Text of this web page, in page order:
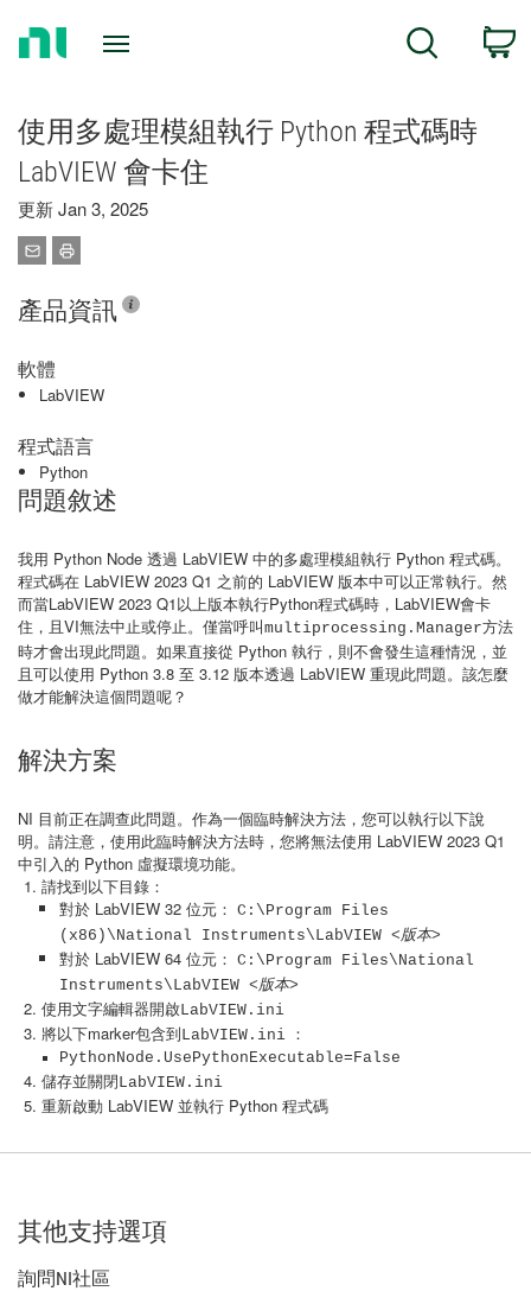
Search
使用多處理模組執行 Python 程式碼時
LabVIEW 會卡住
更新 Jan 3, 2025
產品資訊
軟體
LabVIEW
程式語言
Python
問題敘述
我用 Python Node 透過 LabVIEW 中的多處理模組執行 Python 程式碼。
程式碼在 LabVIEW 2023 Q1 之前的 LabVIEW 版本中可以正常執行。然
而當LabVIEW 2023 Q1以上版本執行Python程式碼時，LabVIEW會卡
住，且VI無法中止或停止。僅當呼叫multiprocessing.Manager方法
時才會出現此問題。如果直接從 Python 執行，則不會發生這種情況，並
且可以使用 Python 3.8 至 3.12 版本透過 LabVIEW 重現此問題。該怎麼
做才能解決這個問題呢？
解決方案
NI 目前正在調查此問題。作為一個臨時解決方法，您可以執行以下說
明。請注意，使用此臨時解決方法時，您將無法使用 LabVIEW 2023 Q1
中引入的 Python 虛擬環境功能。
請找到以下目錄：
對於 LabVIEW 32 位元： C:\Program Files
(x86)\National Instruments\LabVIEW <版本>
對於 LabVIEW 64 位元： C:\Program Files\National
Instruments\LabVIEW <版本>
使用文字編輯器開啟LabVIEW.ini
將以下marker包含到LabVIEW.ini ：
PythonNode.UsePythonExecutable=False
儲存並關閉LabVIEW.ini
重新啟動 LabVIEW 並執行 Python 程式碼
其他支持選項
詢問NI社區